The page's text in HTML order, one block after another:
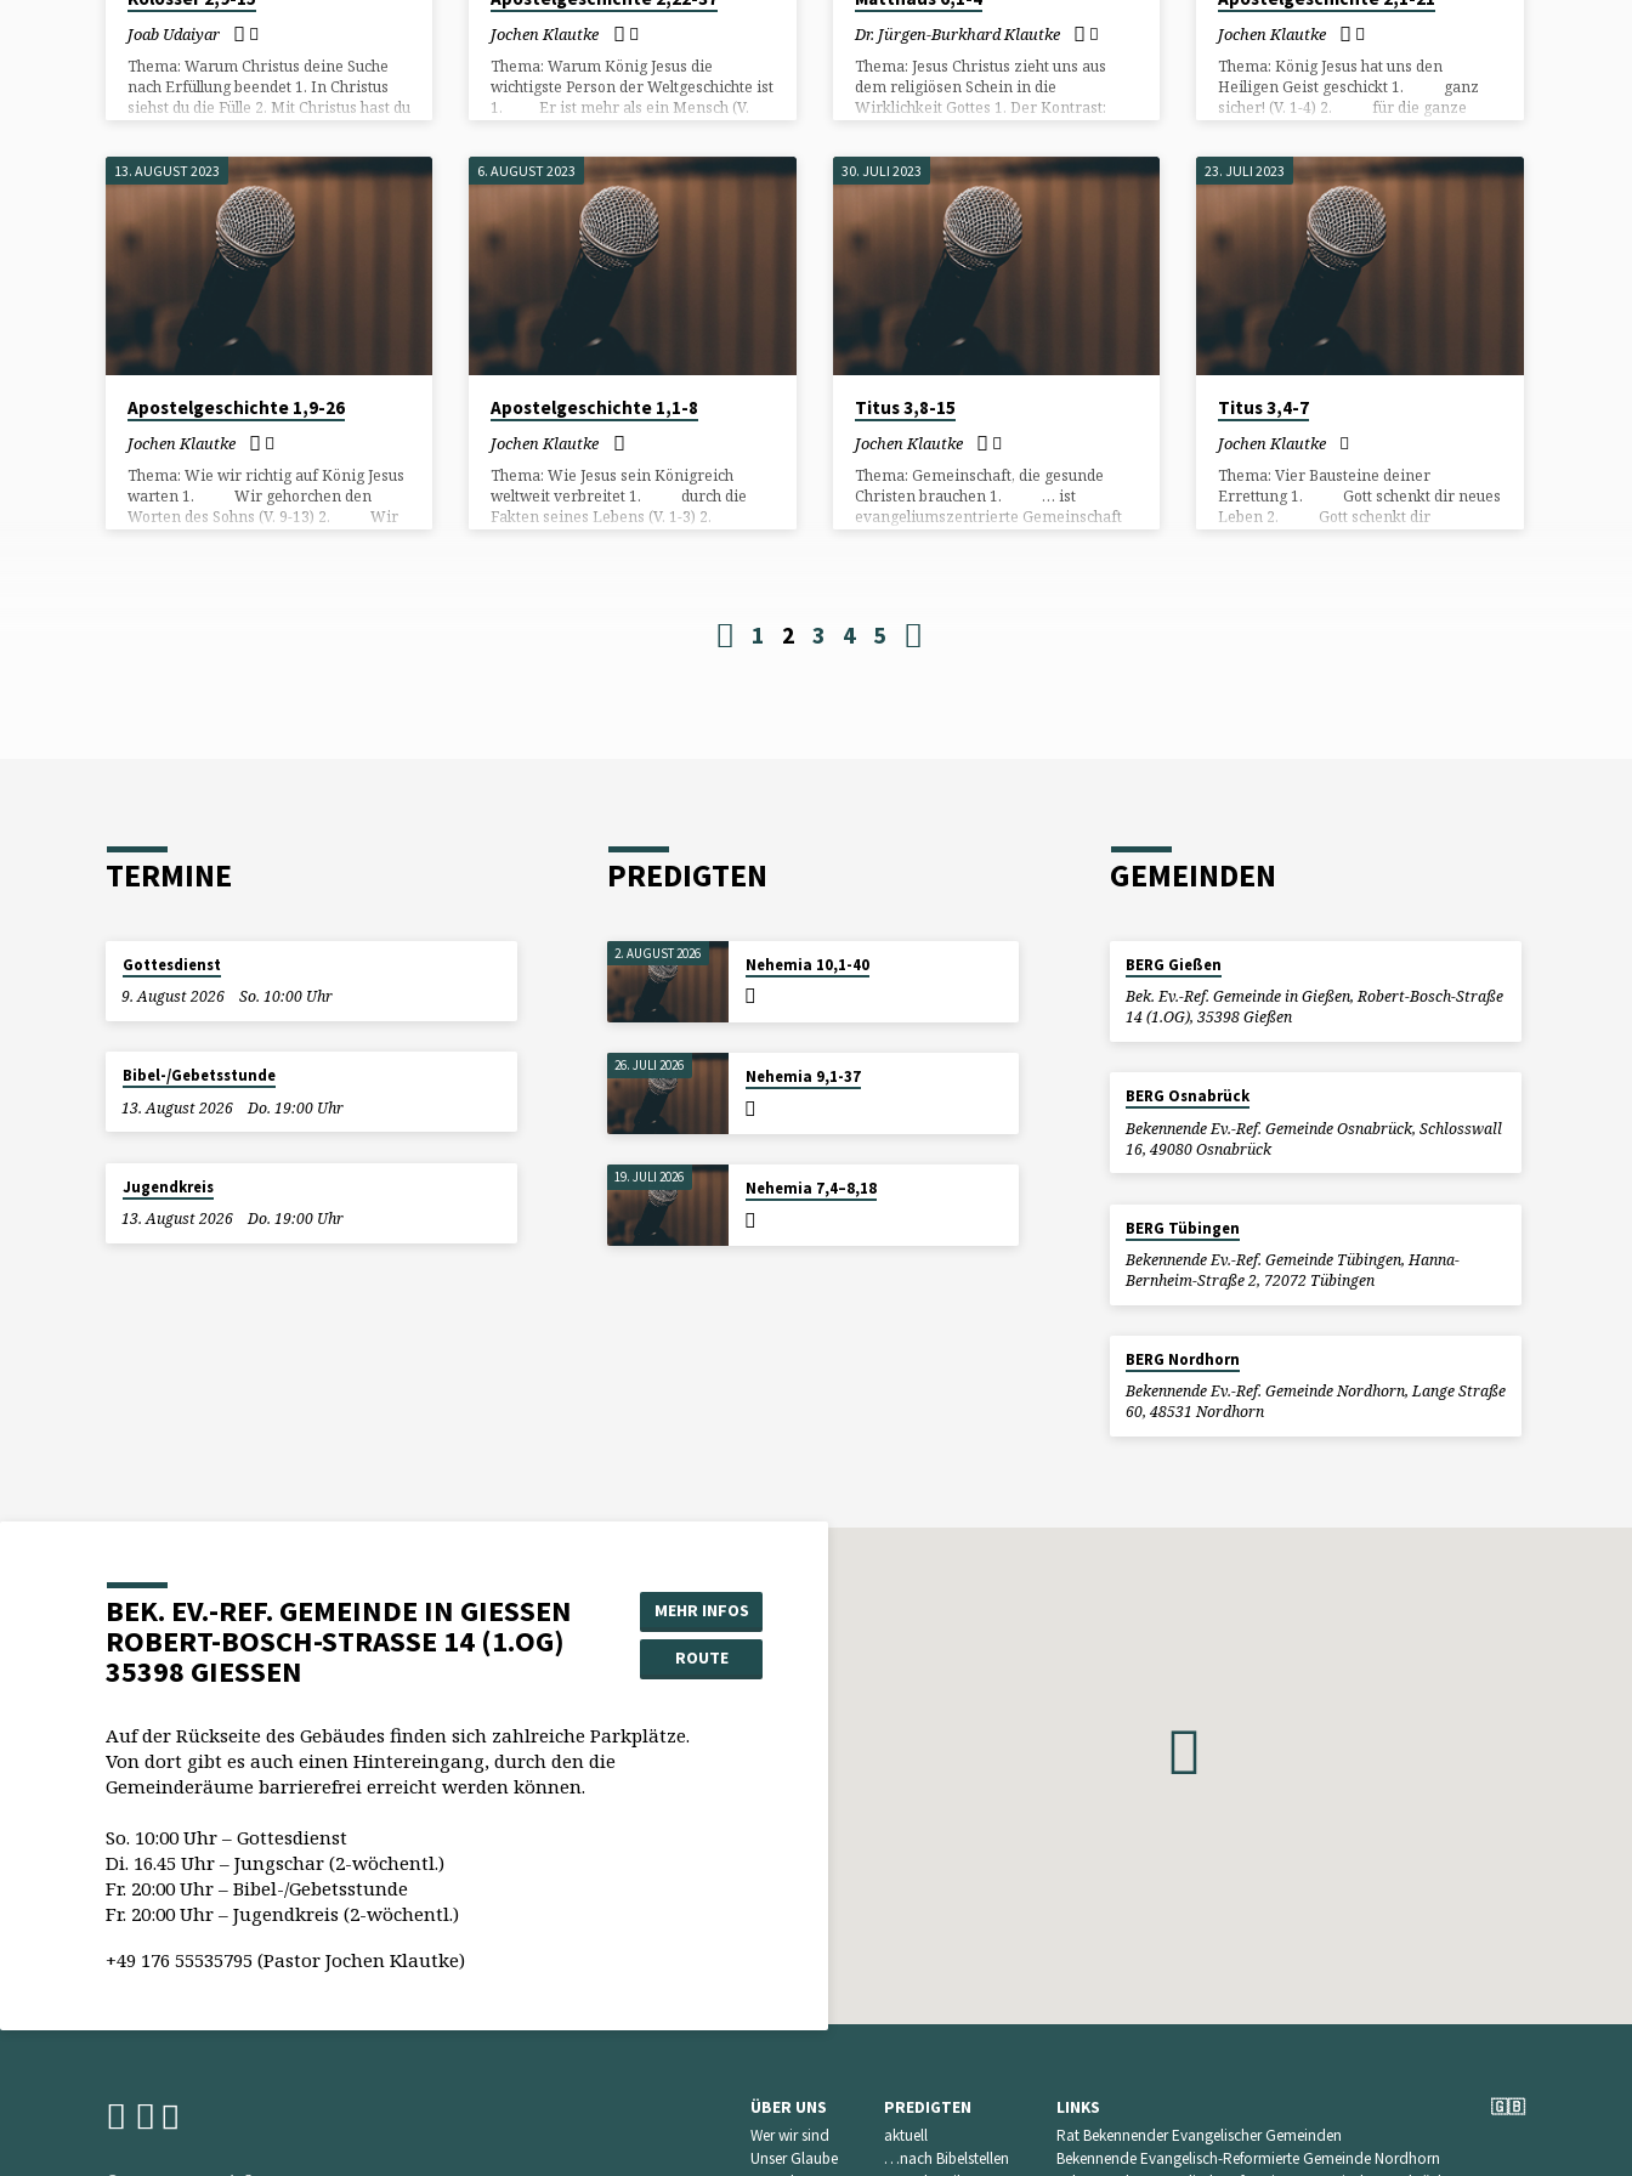
Joab Udaiyar
Thema: Warum Christus deine Suche
nach Erfüllung beendet 1. In Christus
siehst du die Fülle 2. Mit Christus hast du
Jochen Klautke
Thema: Warum König Jesus die
wichtigste Person der Weltgeschichte ist
1. Er ist mehr als ein Mensch (V.
Herrscher (V. 33-36) 4. Er ist
durchdringender als dein Herz hart ist
Dr. Jürgen-Burkhard Klautke
Thema: Jesus Christus zieht uns aus
dem religiösen Schein in die
Wirklichkeit Gottes 1. Der Kontrast:
Geld – im Licht Gottes
Jochen Klautke
Thema: König Jesus hat uns den
Heiligen Geist geschickt 1. ganz
sicher! (V. 1-4) 2. für die ganze
oder gar nicht! (V. 21)
13. AUGUST 2023
Apostelgeschichte 1,9-26
Jochen Klautke
Thema: Wie wir richtig auf König Jesus
warten 1. Wir gehorchen den
Worten des Sohns (V. 9-13) 2. Wir
6. AUGUST 2023
Apostelgeschichte 1,1-8
Jochen Klautke
Thema: Wie Jesus sein Königreich
weltweit verbreitet 1. durch die
Fakten seines Lebens (V. 1-3) 2.
30. JULI 2023
Titus 3,8-15
Jochen Klautke
Thema: Gemeinschaft, die gesunde
Christen brauchen 1. … ist
evangeliumszentrierte Gemeinschaft
23. JULI 2023
Titus 3,4-7
Jochen Klautke
Thema: Vier Bausteine deiner
Errettung 1. Gott schenkt dir neues
Leben 2. Gott schenkt dir
1 2 3 4 5
TERMINE
Gottesdienst
9. August 2026
So. 10:00 Uhr
Bibel-/Gebetsstunde
13. August 2026
Do. 19:00 Uhr
Jugendkreis
13. August 2026
Do. 19:00 Uhr
PREDIGTEN
2. AUGUST 2026
Nehemia 10,1-40
26. JULI 2026
Nehemia 9,1-37
19. JULI 2026
Nehemia 7,4–8,18
GEMEINDEN
BERG Gießen
Bek. Ev.-Ref. Gemeinde in Gießen, Robert-Bosch-Straße
14 (1.OG), 35398 Gießen
BERG Osnabrück
Bekennende Ev.-Ref. Gemeinde Osnabrück, Schlosswall
16, 49080 Osnabrück
BERG Tübingen
Bekennende Ev.-Ref. Gemeinde Tübingen, Hanna-
Bernheim-Straße 2, 72072 Tübingen
BERG Nordhorn
Bekennende Ev.-Ref. Gemeinde Nordhorn, Lange Straße
60, 48531 Nordhorn
BEK. EV.-REF. GEMEINDE IN GIESSEN
ROBERT-BOSCH-STRASSE 14 (1.OG)
35398 GIESSEN
MEHR INFOS
ROUTE
Auf der Rückseite des Gebäudes finden sich zahlreiche Parkplätze.
Von dort gibt es auch einen Hintereingang, durch den die
Gemeinderäume barrierefrei erreicht werden können.
So. 10:00 Uhr – Gottesdienst
Di. 16.45 Uhr – Jungschar (2-wöchentl.)
Fr. 20:00 Uhr – Bibel-/Gebetsstunde
Fr. 20:00 Uhr – Jugendkreis (2-wöchentl.)
+49 176 55535795 (Pastor Jochen Klautke)
ÜBER UNS
Wer wir sind
Unser Glaube
PREDIGTEN
aktuell
…nach Bibelstellen
LINKS
Rat Bekennender Evangelischer Gemeinden
Bekennende Evangelisch-Reformierte Gemeinde Nordhorn
🇬🇧